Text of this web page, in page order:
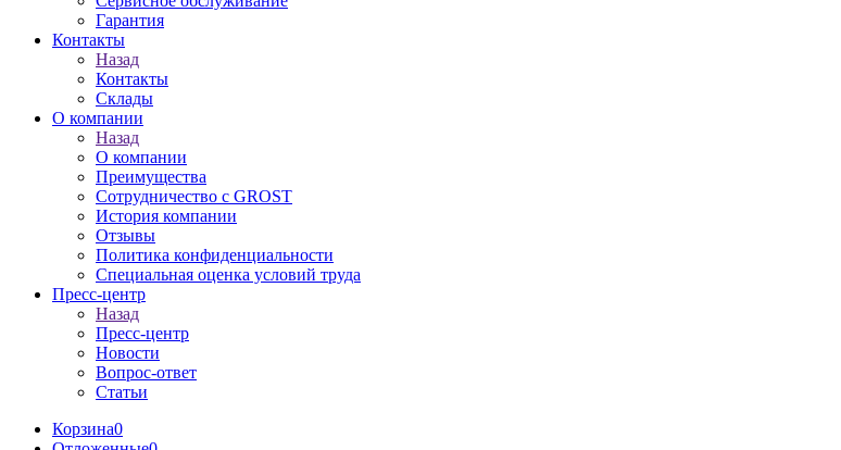
Гарантия
Контакты
Назад
Контакты
Склады
О компании
Назад
О компании
Преимущества
Сотрудничество с GROST
История компании
Отзывы
Политика конфиденциальности
Специальная оценка условий труда
Пресс-центр
Назад
Пресс-центр
Новости
Вопрос-ответ
Статьи
Корзина0